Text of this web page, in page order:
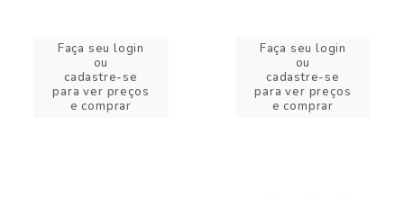
Faça seu login
ou
cadastre-se
para ver preços
e comprar
Faça seu login
ou
cadastre-se
para ver preços
e comprar